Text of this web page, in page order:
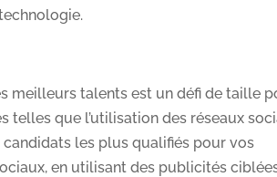
meilleurs talents est un défi de taille
telles que l’utilisation des réseaux
les plus qualifiés pour vos
en utilisant des publicités